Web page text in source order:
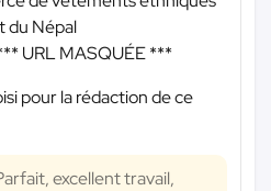
du Népal
URL MASQUÉE ***
pour la rédaction de ce
excellent travail,